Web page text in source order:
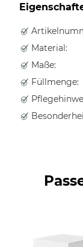
Material:
Maße:
Füllmenge: